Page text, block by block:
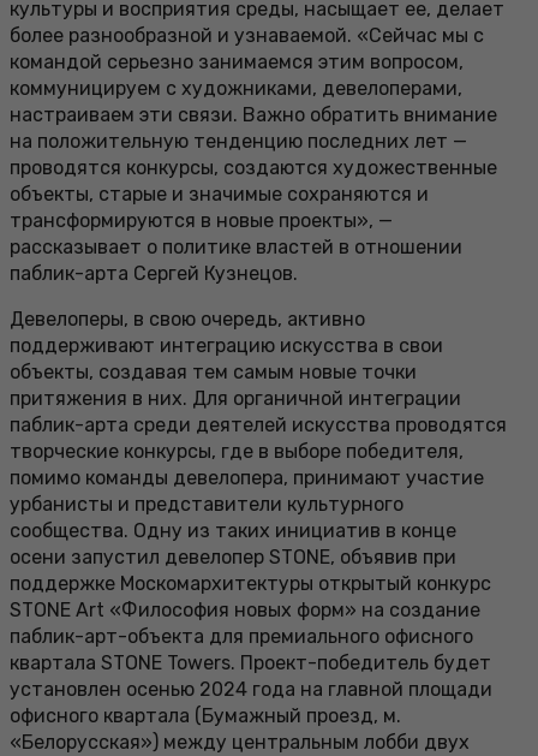
культуры и восприятия среды, насыщает ее, делает
более разнообразной и узнаваемой. «Сейчас мы с
командой серьезно занимаемся этим вопросом,
коммуницируем с художниками, девелоперами,
настраиваем эти связи. Важно обратить внимание
на положительную тенденцию последних лет —
проводятся конкурсы, создаются художественные
объекты, старые и значимые сохраняются и
трансформируются в новые проекты», —
рассказывает о политике властей в отношении
паблик-арта Сергей Кузнецов.
Девелоперы, в свою очередь, активно
поддерживают интеграцию искусства в свои
объекты, создавая тем самым новые точки
притяжения в них. Для органичной интеграции
паблик-арта среди деятелей искусства проводятся
творческие конкурсы, где в выборе победителя,
помимо команды девелопера, принимают участие
урбанисты и представители культурного
сообщества. Одну из таких инициатив в конце
осени запустил девелопер STONE, объявив при
поддержке Москомархитектуры открытый конкурс
STONE Art «Философия новых форм» на создание
паблик-арт-объекта для премиального офисного
квартала STONE Towers. Проект-победитель будет
установлен осенью 2024 года на главной площади
офисного квартала (Бумажный проезд, м.
«Белорусская») между центральным лобби двух